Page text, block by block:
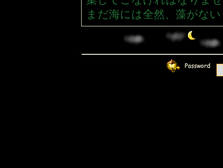
まだ海には全然、藻がな